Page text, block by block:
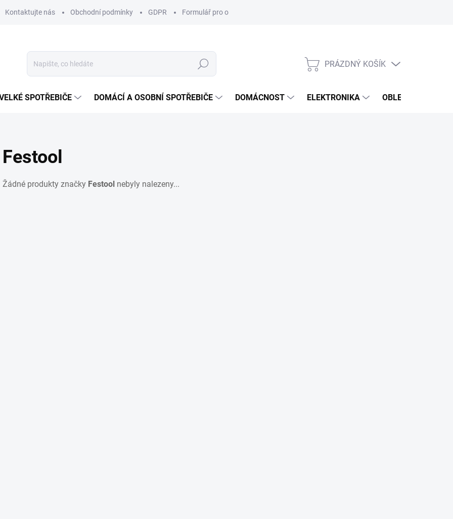
Kontaktujte nás Obchodní podmínky GDPR Formulář pro odstoupení od smlouvy
Hledat
NÁKUPNÍ
PRÁZDNÝ KOŠÍK
SPOTŘEBIČE DOMÁCÍ A OSOBNÍ SPOTŘEBIČE DOMÁCNOST ELEKTRONIKA OBLEČENÍ, OBUV
Festool
Žádné produkty značky Festool nebyly nalezeny...